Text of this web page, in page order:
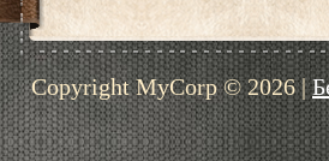
Copyright MyCorp © 2026|